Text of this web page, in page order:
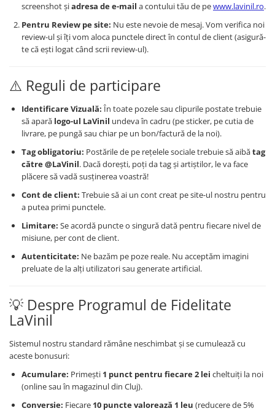
screenshot șiadresa de e-mail a contului tău de pewww.lavinil.ro.
Pentru Review pe site: Nu este nevoie de mesaj. Vom verifica noi
review-ul și îți vom aloca punctele direct în contul de client (asigură-
te că ești logat când scrii review-ul).
⚠️ Reguli de participare
Identificare Vizuală: În toate pozele sau clipurile postate trebuie
să apară logo-ul LaVinil undeva în cadru (pe sticker, pe cutia de
livrare, pe pungă sau chiar pe un bon/factură de la noi).
Tag obligatoriu: Postările de pe rețelele sociale trebuie să aibătag
către @LaVinil. Dacă dorești, poți da tag și artiștilor, le va face
plăcere să vadă susținerea voastră!
Cont de client: Trebuie să ai un cont creat pe site-ul nostru pentru
a putea primi punctele.
Limitare: Se acordă puncte o singură dată pentru fiecare nivel de
misiune, per cont de client.
Autenticitate: Ne bazăm pe poze reale. Nu acceptăm imagini
preluate de la alți utilizatori sau generate artificial.
💡 Despre Programul de Fidelitate
LaVinil
Sistemul nostru standard rămâne neschimbat și se cumulează cu
aceste bonusuri:
Acumulare: Primești 1 punct pentru fiecare 2 lei cheltuiți la noi
(online sau în magazinul din Cluj).
Conversie: Fiecare 10 puncte valorează 1 leu (reducere de 5%